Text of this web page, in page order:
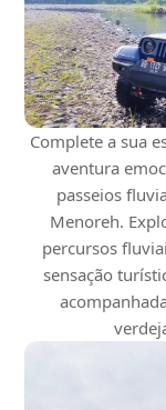
Complete a sua
aventura
passeios
Menoreh.
percursos
sensação